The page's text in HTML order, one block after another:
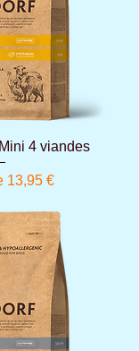
4 viandes
13,95 €